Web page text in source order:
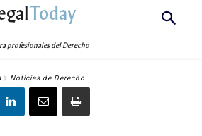
Today
profesionales del Derecho
Noticias de Derecho